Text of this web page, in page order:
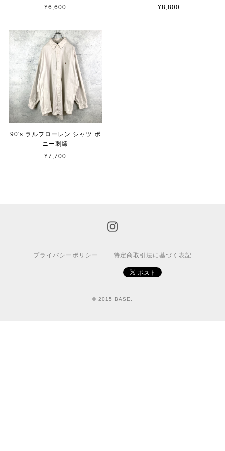
¥6,600 ¥8,800
90's ラルフローレン シャツ ポ
ニー刺繍
¥7,700
プライバシーポリシー 特定商取引法に基づく表記
© 2015 BASE.